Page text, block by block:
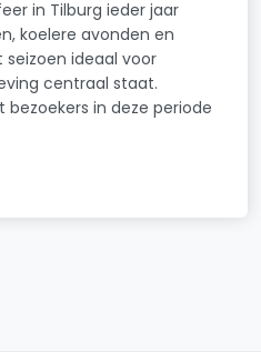
in Tilburg ieder jaar
koelere avonden en
ideaal voor
centraal staat.
in deze periode